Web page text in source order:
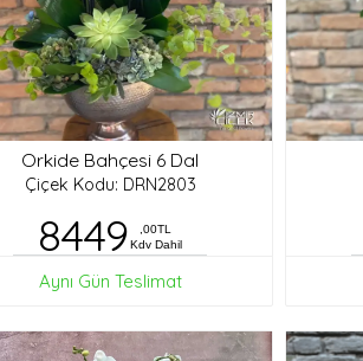
Orkide Bahçesi 6 Dal
Çiçek Kodu: DRN2803
8449
,00TL
Kdv Dahil
Aynı Gün Teslimat